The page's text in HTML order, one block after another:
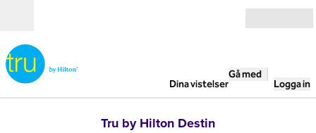
Dina vistelser
Gå med
Logga in
Tru by Hilton Destin